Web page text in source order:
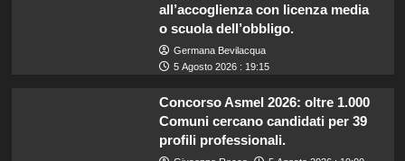
all’accoglienza con licenza media
o scuola dell’obbligo.
Germana Bevilacqua
5 Agosto 2026 : 19:15
Concorso Asmel 2026: oltre 1.000
Comuni cercano candidati per 39
profili professionali.